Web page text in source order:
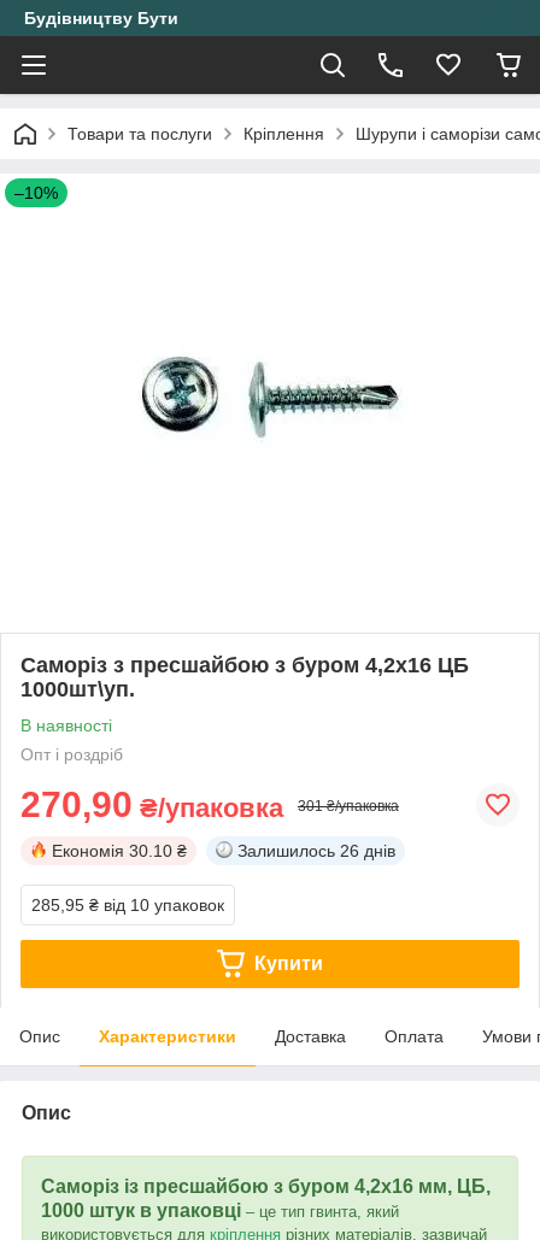
Будівництву Бути
Товари та послуги Кріплення Шурупи і саморізи
–10%
Саморіз з пресшайбою з буром 4,2х16 ЦБ
1000шт\уп.
В наявності
Опт і роздріб
270,90 ₴/упаковка 301 ₴/упаковка
Економія 30.10 ₴ Залишилось 26 днів
285,95 ₴ від 10 упаковок
Купити
Опис Характеристики Доставка Оплата Умови
Опис
Саморіз із пресшайбою з буром 4,2x16 мм, ЦБ,
1000 штук в упаковці – це тип гвинта, який
використовується для кріплення різних матеріалів, зазвичай